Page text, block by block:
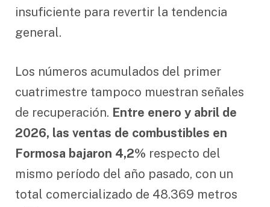
insuficiente para revertir la tendencia
general.
Los números acumulados del primer
cuatrimestre tampoco muestran señales
de recuperación. Entre enero y abril de
2026, las ventas de combustibles en
Formosa bajaron 4,2% respecto del
mismo período del año pasado, con un
total comercializado de 48.369 metros